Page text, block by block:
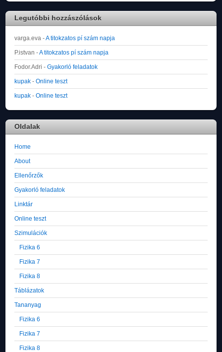
Legutóbbi hozzászólások
varga.eva -A titokzatos pí szám napja
P.istvan -A titokzatos pí szám napja
Fodor.Adri -Gyakorló feladatok
kupak -Online teszt
kupak -Online teszt
Oldalak
Home
About
Ellenőrzők
Gyakorló feladatok
Linktár
Online teszt
Szimulációk
Fizika 6
Fizika 7
Fizika 8
Táblázatok
Tananyag
Fizika 6
Fizika 7
Fizika 8